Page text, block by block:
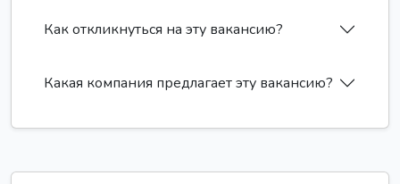
Как откликнуться на эту вакансию?
Какая компания предлагает эту вакансию?